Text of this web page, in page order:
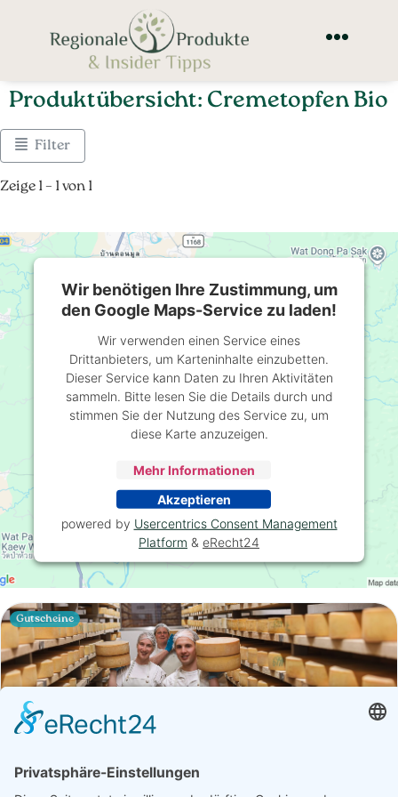
Produktübersicht: Cremetopfen Bio
Filter
Zeige 1 – 1 von 1
Gutscheine
Wir benötigen Ihre Zustimmung, um
den Google Maps-Service zu laden!
Wir verwenden einen Service eines
Drittanbieters, um Karteninhalte einzubetten.
Dieser Service kann Daten zu Ihren Aktivitäten
sammeln. Bitte lesen Sie die Details durch und
stimmen Sie der Nutzung des Service zu, um
diese Karte anzuzeigen.
Mehr Informationen
Akzeptieren
powered by Usercentrics Consent Management
Platform & eRecht24